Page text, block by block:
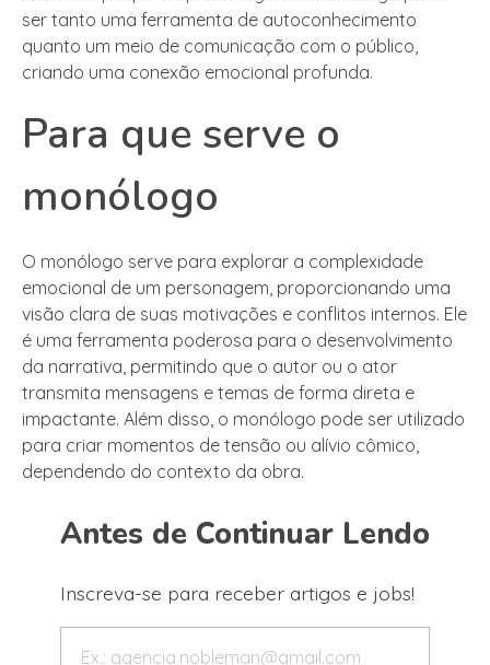
ser tanto uma ferramenta de autoconhecimento
quanto um meio de comunicação com o público,
criando uma conexão emocional profunda.
Para que serve o
monólogo
O monólogo serve para explorar a complexidade
emocional de um personagem, proporcionando uma
visão clara de suas motivações e conflitos internos. Ele
é uma ferramenta poderosa para o desenvolvimento
da narrativa, permitindo que o autor ou o ator
transmita mensagens e temas de forma direta e
impactante. Além disso, o monólogo pode ser utilizado
para criar momentos de tensão ou alívio cômico,
dependendo do contexto da obra.
Antes de Continuar Lendo
Inscreva-se para receber artigos e jobs!